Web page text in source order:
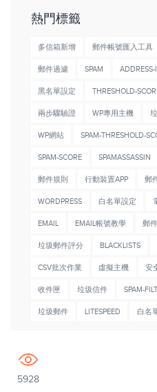
熱門標籤
多信箱新增 郵件帳號匯入工具
郵件過濾 SPAM ADDRESS-
黑名單設定 THRESHOLD-
兩步驟驗證 WP專用主機
WP網站 SPAM-THRESHOLD-
SPAM-SCORE SPAMASSASSIN
郵件規則 行動裝置APP 郵
WORDPRESS 白名單設定
EMAIL EMAIL帳號教學 郵
垃圾郵件評分 BLACKLISTS
CSV批次作業 虛擬主機 安
收件匣 垃圾信件 SPAM-
垃圾郵件 LITESPEED 白名
5928